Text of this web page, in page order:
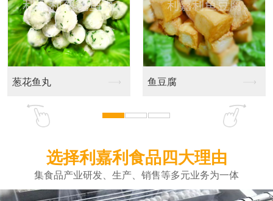
葱花鱼丸 鱼豆腐
选择利嘉利食品四大理由
集食品产业研发、生产、销售等多元业务为一体